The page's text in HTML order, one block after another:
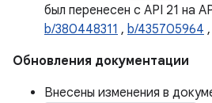
был перенесен с API 21 на
b/380448311 , b/435705964 ,
Обновления документации
Внесены изменения в